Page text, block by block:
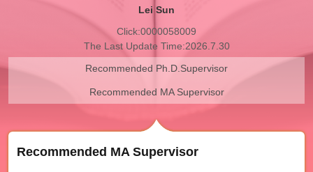
Lei Sun
Click:0000058009
The Last Update Time:2026.7.30
Recommended Ph.D.Supervisor
Recommended MA Supervisor
Recommended MA Supervisor